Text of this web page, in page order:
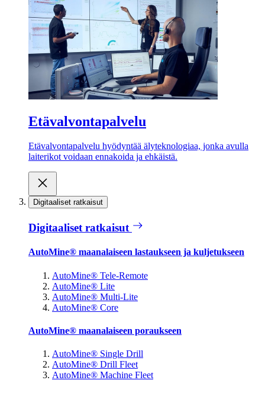
Etävalvontapalvelu
Etävalvontapalvelu hyödyntää älyteknologiaa, jonka avulla
laiterikot voidaan ennakoida ja ehkäistä.
Digitaaliset ratkaisut
Digitaaliset ratkaisut
AutoMine® maanalaiseen lastaukseen ja kuljetukseen
AutoMine® Tele-Remote
AutoMine® Lite
AutoMine® Multi-Lite
AutoMine® Core
AutoMine® maanalaiseen poraukseen
AutoMine® Single Drill
AutoMine® Drill Fleet
AutoMine® Machine Fleet